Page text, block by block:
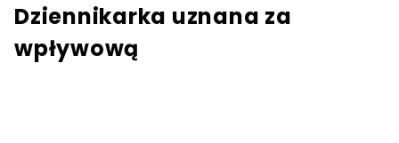
Dziennikarka uznana za
wpływową